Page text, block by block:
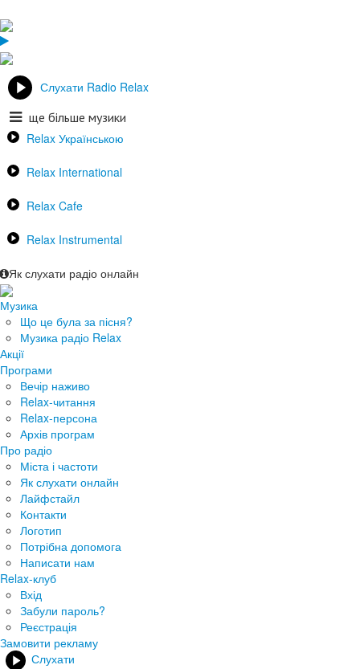
Слухати Radio Relax
ще більше музики
Relax Українською
Relax International
Relax Cafe
Relax Instrumental
Як слухати радіо онлайн
Музика
Що це була за пісня?
Музика радіо Relax
Акції
Програми
Вечір наживо
Relax-читання
Relax-персона
Архів програм
Про радіо
Міста і частоти
Як слухати онлайн
Лайфстайл
Контакти
Логотип
Потрібна допомога
Написати нам
Relax-клуб
Вхід
Забули пароль?
Реєстрація
Замовити рекламу
Слухати